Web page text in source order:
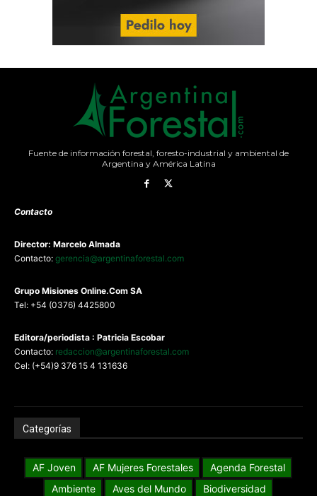
Fuente de información forestal, foresto-industrial y ambiental de
Argentina y América Latina
Contacto
Director: Marcelo Almada
Contacto: gerencia@argentinaforestal.com
Grupo Misiones Online.Com SA
Tel: +54 (0376) 4425800
Editora/periodista : Patricia Escobar
Contacto: redaccion@argentinaforestal.com
Cel: (+54)9 376 15 4 131636
Categorías
AF Joven AF Mujeres Forestales
Agenda Forestal
Ambiente
Aves del Mundo
Biodiversidad